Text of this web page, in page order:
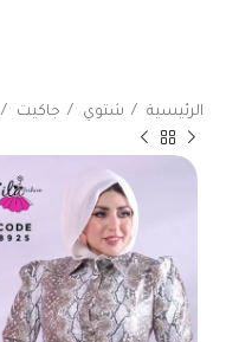
الرئيسية شتوي جاكيت